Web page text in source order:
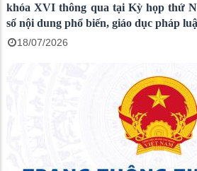
khóa XVI thông qua tại Kỳ họp thứ
số nội dung phổ biến, giáo dục pháp
18/07/2026